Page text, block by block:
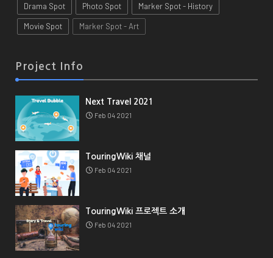
Drama Spot Photo Spot Marker Spot - History
Movie Spot Marker Spot - Art
Project Info
Next Travel 2021
Feb 04 2021
TouringWiki 채널
Feb 04 2021
TouringWiki 프로젝트 소개
Feb 04 2021